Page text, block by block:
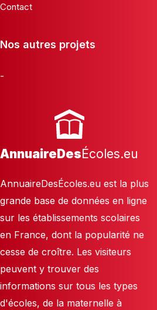
Contact
Nos autres projets
-
AnnuaireDesÉcoles.eu
AnnuaireDesÉcoles.eu est la plus
grande base de données en ligne
sur les établissements scolaires
en France, dont la popularité ne
cesse de croître. Les visiteurs
peuvent y trouver des
informations sur tous les types
d'écoles, de la maternelle à